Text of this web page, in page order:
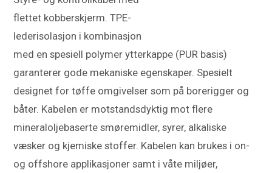
flettet kobberskjerm. TPE-
lederisolasjon i kombinasjon
med en spesiell polymer ytterkappe (PUR basis)
garanterer gode mekaniske egenskaper. Spesielt
designet for tøffe omgivelser som på borerigger og
båter. Kabelen er motstandsdyktig mot flere
mineraloljebaserte smøremidler, syrer, alkaliske
væsker og kjemiske stoffer. Kabelen kan brukes i on-
og offshore applikasjoner samt i våte miljøer,